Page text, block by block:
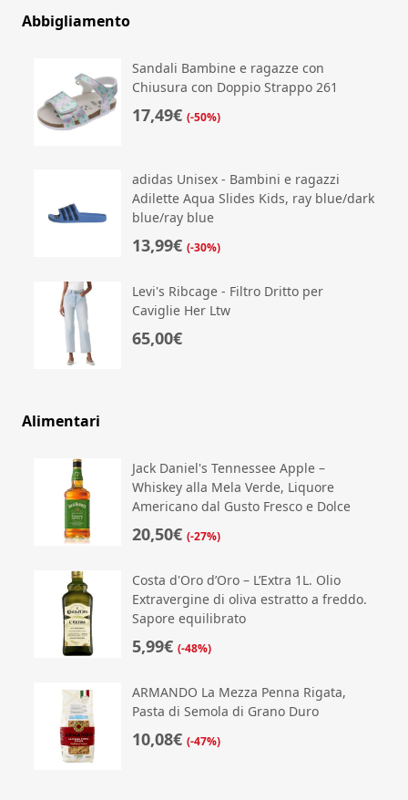
Abbigliamento
Sandali Bambine e ragazze con
Chiusura con Doppio Strappo 261
17,49€ (-50%)
adidas Unisex - Bambini e ragazzi
Adilette Aqua Slides Kids, ray blue/dark
blue/ray blue
13,99€ (-30%)
Levi's Ribcage - Filtro Dritto per
Caviglie Her Ltw
65,00€
Alimentari
Jack Daniel's Tennessee Apple –
Whiskey alla Mela Verde, Liquore
Americano dal Gusto Fresco e Dolce
20,50€ (-27%)
Costa d'Oro d’Oro – L’Extra 1L. Olio
Extravergine di oliva estratto a freddo.
Sapore equilibrato
5,99€ (-48%)
ARMANDO La Mezza Penna Rigata,
Pasta di Semola di Grano Duro
10,08€ (-47%)